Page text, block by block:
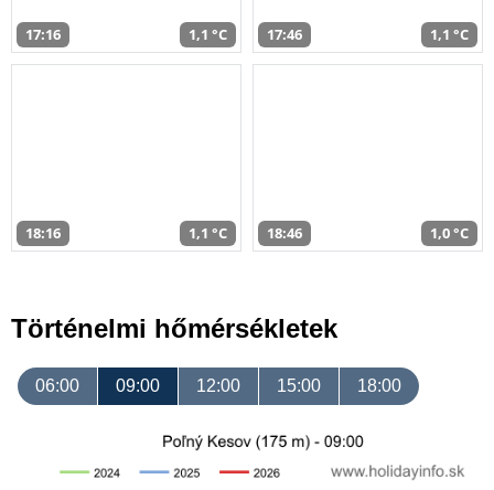
17:16 1,1 °C 17:46 1,1 °C
18:16 1,1 °C 18:46 1,0 °C
Történelmi hőmérsékletek
06:00 09:00 12:00 15:00 18:00